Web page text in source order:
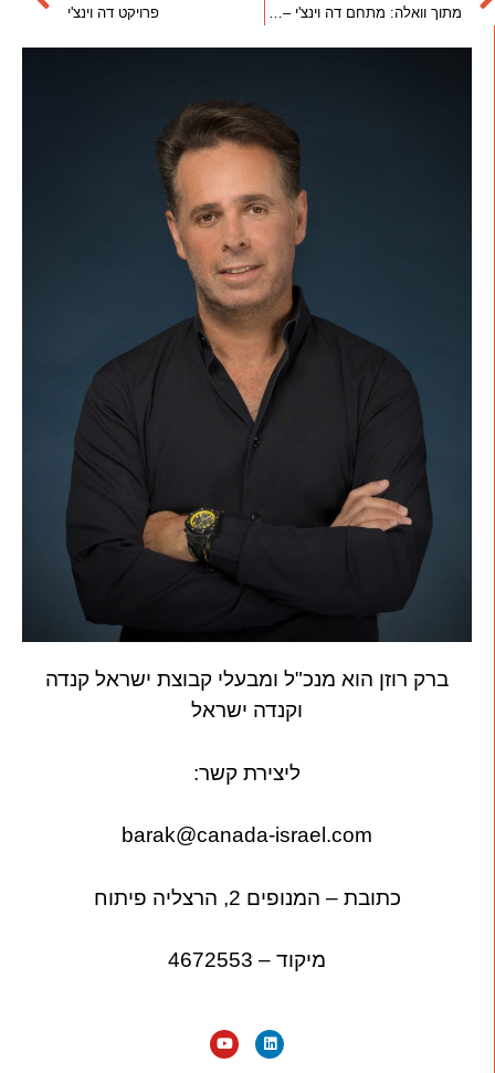
פרויקט דה וינצ'י
ברק רוזן הוא מנכ"ל ומבעלי קבוצת ישראל קנדה
וקנדה ישראל
ליצירת קשר:
barak@canada-israel.com
כתובת – המנופים 2, הרצליה פיתוח
מיקוד – 4672553